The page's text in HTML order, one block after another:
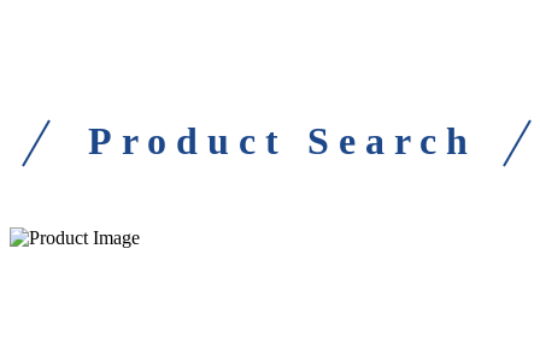
Product Search